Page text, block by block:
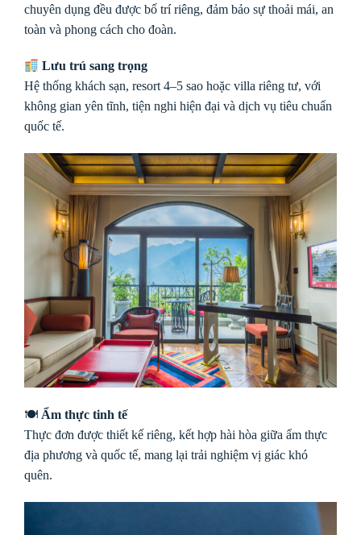
chuyên dụng đều được bố trí riêng, đảm bảo sự thoải mái, an
toàn và phong cách cho đoàn.
Lưu trú sang trọng
Hệ thống khách sạn, resort 4–5 sao hoặc villa riêng tư, với
không gian yên tĩnh, tiện nghi hiện đại và dịch vụ tiêu chuẩn
quốc tế.
🍽 Ẩm thực tinh tế
Thực đơn được thiết kế riêng, kết hợp hài hòa giữa ẩm thực
địa phương và quốc tế, mang lại trải nghiệm vị giác khó
quên.